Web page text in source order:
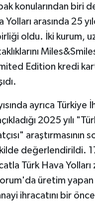
konularından biri
Yolları arasında 25
oldu. İki kurum,
Edition kredi
ayrıca Türkiye
2025 yılı
araştırmasının
değerlendirildi.
Türk Hava
üretim yapan
ihracatını bir